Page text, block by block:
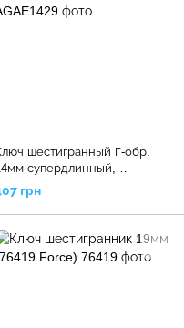
шестигранный Г-обр.
супердлинный,
TOPTUL
грн